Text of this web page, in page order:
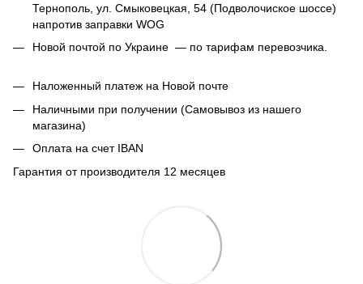
Тернополь, ул. Смыковецкая, 54 (Подволочиское шоссе)
напротив заправки WOG
Новой почтой по Украине — по тарифам перевозчика.
Наложенный платеж на Новой почте
Наличными при получении (Самовывоз из нашего
магазина)
Оплата на счет IBAN
Гарантия от производителя 12 месяцев